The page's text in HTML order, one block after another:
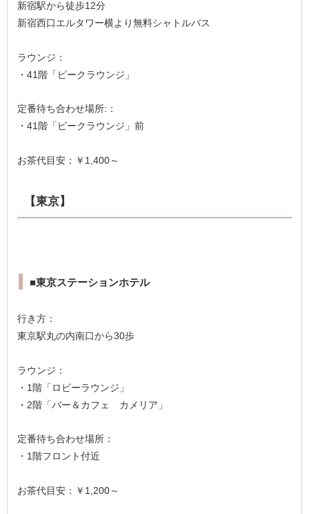
新宿駅から徒歩12分
新宿西口エルタワー横より無料シャトルバス
ラウンジ：
・41階「ピークラウンジ」
定番待ち合わせ場所:：
・41階「ピークラウンジ」前
お茶代目安：￥1,400～
【東京】
■東京ステーションホテル
行き方：
東京駅丸の内南口から30歩
ラウンジ：
・1階「ロビーラウンジ」
・2階「バー＆カフェ カメリア」
定番待ち合わせ場所：
・1階フロント付近
お茶代目安：￥1,200～